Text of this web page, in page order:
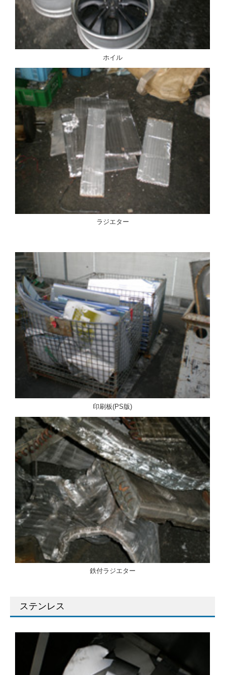
ホイル
ラジエター
印刷板(PS版)
鉄付ラジエター
ステンレス